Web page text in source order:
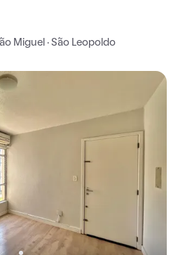
Miguel · São Leopoldo